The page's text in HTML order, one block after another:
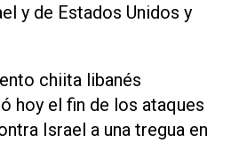
y de Estados Unidos y
chiita libanés
hoy el fin de los ataques
Israel a una tregua en